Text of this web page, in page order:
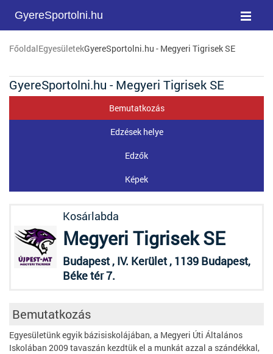
GyereSportolni.hu
FőoldalEgyesületekGyereSportolni.hu - Megyeri Tigrisek SE
GyereSportolni.hu - Megyeri Tigrisek SE
Bemutatkozás
Edzések helye
Edzők
Képek
Kosárlabda
Megyeri Tigrisek SE
Budapest , IV. Kerület , 1139 Budapest,
Béke tér 7.
Bemutatkozás
Egyesületünk egyik bázisiskolájában, a Megyeri Úti Általános
Iskolában 2009 tavaszán kezdtük el a munkát azzal a szándékkal,